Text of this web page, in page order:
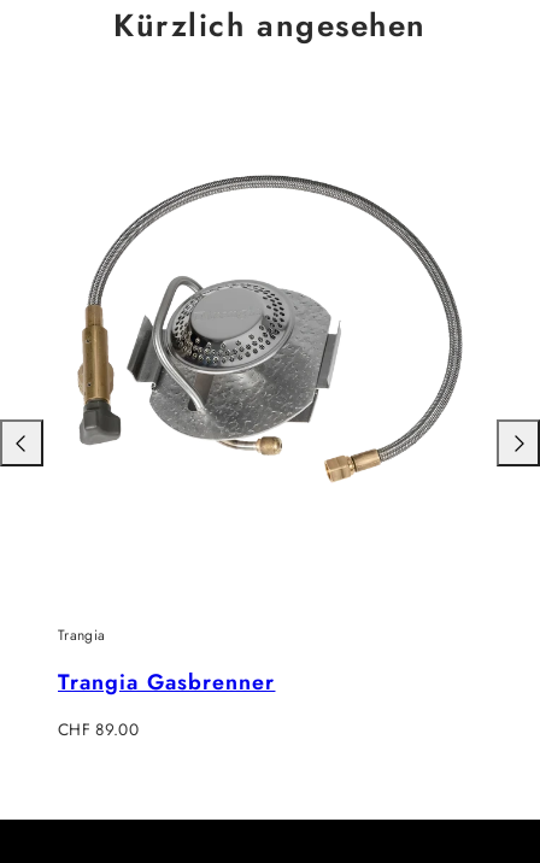
Kürzlich angesehen
Trangia
Trangia Gasbrenner
Regulärer
CHF 89.00
Nach
links
Nach